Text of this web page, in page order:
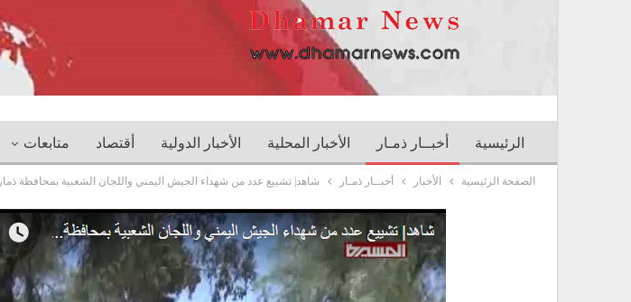
الرئيسية أخبــار ذمـار الأخبار المحلية الأخبار الدولية أقتصاد متابعات
الصفحة الرئيسية الأخبار أخبــار ذمـار شاهد| تشييع عدد من شهداء الجيش اليمني واللجان الشعبية بمحافظة ذمار 05-10-2015